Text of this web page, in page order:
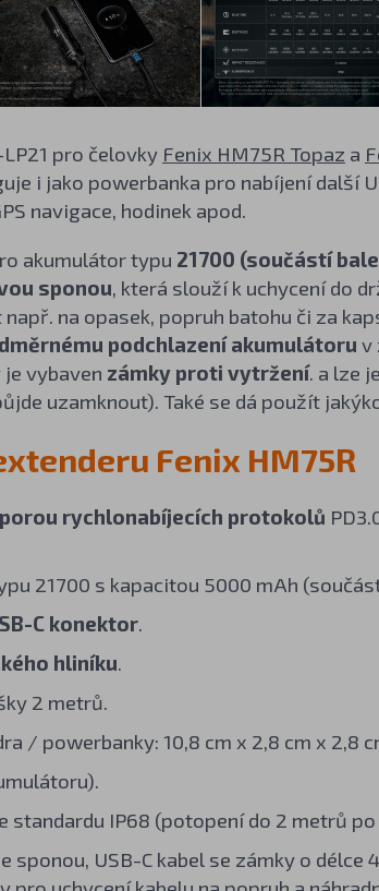
pro čelovky Fenix HM75R Topaz a
i jako powerbanka pro nabíjení další
navigace, hodinek apod.
akumulátor typu 21700 (součástí
sponou, která slouží k uchycení do
na opasek, popruh batohu či za
podchlazení akumulátoru v
vybaven zámky proti vytržení. a lze
uzamknout). Také se dá použít
Fenix HM75R
rychlonabíjecích protokolů
21700 s kapacitou 5000 mAh
C konektor.
hliníku.
2 metrů.
/ powerbanky: 10,8 cm x 2,8 cm x 2,8
standardu IP68 (potopení do 2 metrů
sponou, USB-C kabel se zámky o délce